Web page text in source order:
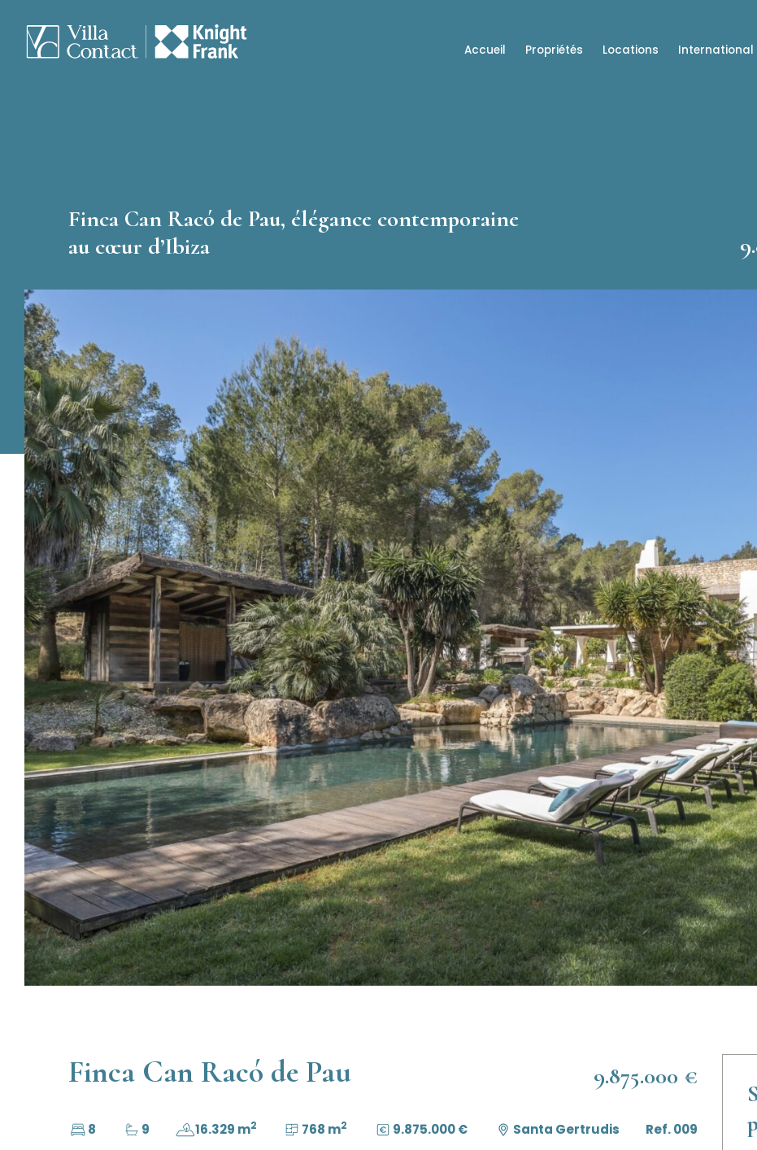
Accueil Propriétés Locations International
Finca Can Racó de Pau, élégance contemporaine
au cœur d’Ibiza
Finca Can Racó de Pau 9.875.000 €
8 9 16.329 m2 768 m2 9.875.000 € Santa Gertrudis Ref. 009